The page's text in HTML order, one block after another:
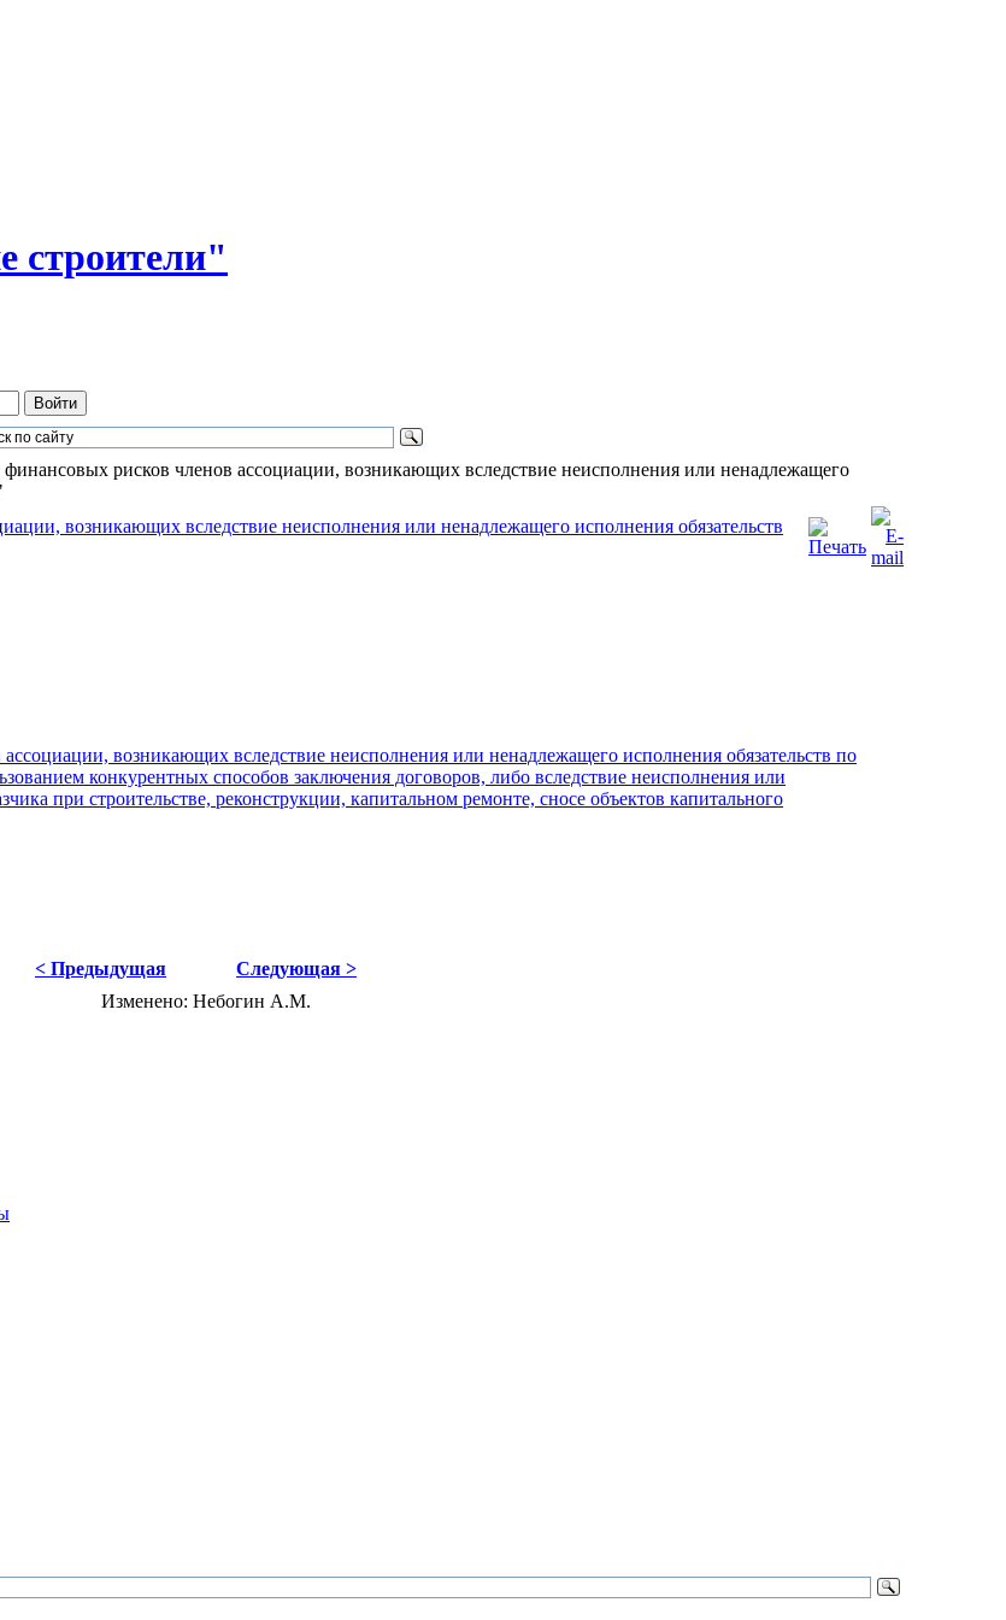
строители"
рисков членов ассоциации, возникающих вследствие неисполнения или ненадлежащего
возникающих вследствие неисполнения или ненадлежащего исполнения обязательств
возникающих вследствие неисполнения или ненадлежащего исполнения обязательств по
конкурентных способов заключения договоров, либо вследствие неисполнения или
при строительстве, реконструкции, капитальном ремонте, сносе объектов капитального
< Предыдущая
Следующая >
Изменено: Небогин А.М.